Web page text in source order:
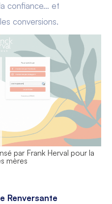
confiance… et
conversions.
par Frank Herval pour la
mères
Renversante